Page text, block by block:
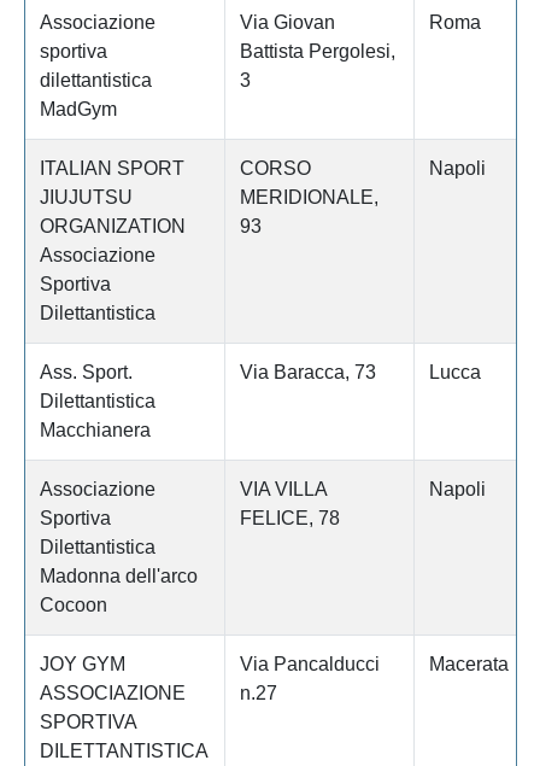
Associazione
sportiva
dilettantistica
MadGym
Via Giovan
Battista Pergolesi,
3
Roma
ITALIAN SPORT
JIUJUTSU
ORGANIZATION
Associazione
Sportiva
Dilettantistica
CORSO
MERIDIONALE,
93
Napoli
Ass. Sport.
Dilettantistica
Macchianera
Via Baracca, 73 Lucca
Associazione
Sportiva
Dilettantistica
Madonna dell'arco
Cocoon
VIA VILLA
FELICE, 78
Napoli
JOY GYM
ASSOCIAZIONE
SPORTIVA
DILETTANTISTICA
Via Pancalducci
n.27
Macerata